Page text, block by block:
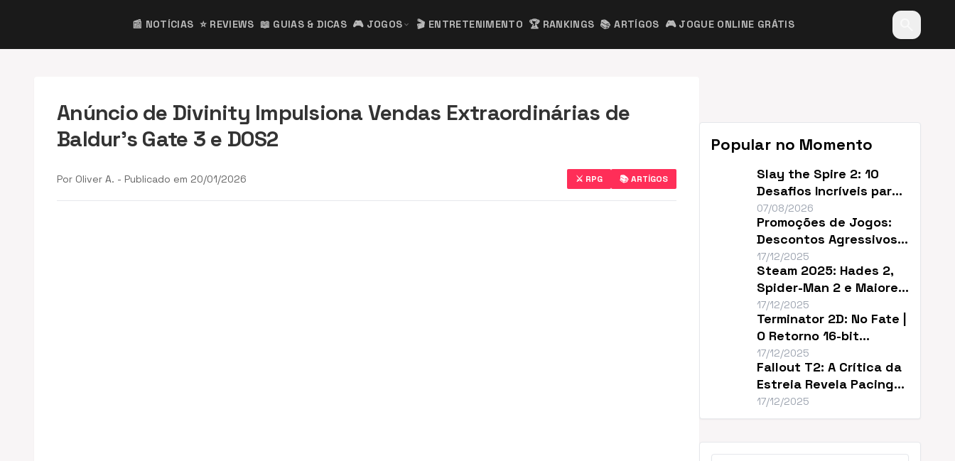
📰 NOTÍCIAS ⭐ REVIEWS 📖 GUIAS & DICAS 🎮 JOGOS expand_more 🎬 ENTRETENIMENTO 🏆 RANKINGS 📚 ARTÍGOS 🎮 JOGUE ONLINE GRÁTIS
Anúncio de Divinity Impulsiona Vendas Extraordinárias de
Baldur’s Gate 3 e DOS2
Por Oliver A. - Publicado em 20/01/2026 ⚔️ RPG 📚 ARTÍGOS
Popular no Momento
Slay the Spire 2: 10
Desafios Incríveis para
Renovar o Jogo
07/08/2026
Promoções de Jogos:
Descontos Agressivos e
Sem Filler
17/12/2025
Steam 2025: Hades 2,
Spider-Man 2 e Maiores
Descontos do Ano
17/12/2025
Terminator 2D: No Fate |
O Retorno 16-bit
Perfeito de T2
17/12/2025
Fallout T2: A Crítica da
Estreia Revela Pacing
Lento
17/12/2025